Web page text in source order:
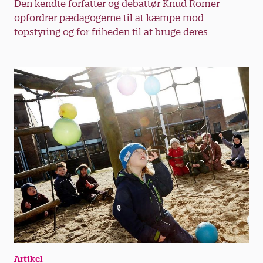
Brug tiden på aktiviteter, som gør dig
glad, og brug gerne kroppen fysisk. Leg,
hverdag, og mærk glæden ved at slippe
tankerne løs og bringe de positive
følelser i spil. Hold ferie, se venner, hyg
dig med familien. Hold fri-fri, hvis du
har behov for det.
Mange vender op og ned på døgnrytmen
i ferien. Vend gradvist tilbage til normal
rytme de sidste dage af ferien. Her er det
vigtigt at gå i seng og stå op samme tid
hver dag og at undgå middagsluren,
som du måske har nydt i ferien.
Den kendte forfatter og debattør Knud Romer
opfordrer pædagogerne til at kæmpe mod
topstyring og for friheden til at bruge deres
Artikel